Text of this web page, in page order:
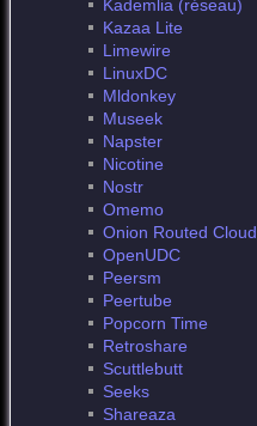
Kademlia (réseau)
Kazaa Lite
Limewire
LinuxDC
Mldonkey
Museek
Napster
Nicotine
Nostr
Omemo
Onion Routed Cloud
OpenUDC
Peersm
Peertube
Popcorn Time
Retroshare
Scuttlebutt
Seeks
Shareaza